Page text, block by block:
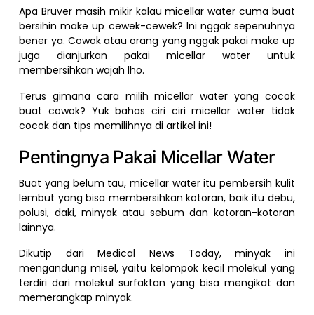
Apa Bruver masih mikir kalau micellar water cuma buat
bersihin make up cewek-cewek? Ini nggak sepenuhnya
bener ya. Cowok atau orang yang nggak pakai make up
juga dianjurkan pakai micellar water untuk
membersihkan wajah lho.
Terus gimana cara milih micellar water yang cocok
buat cowok? Yuk bahas ciri ciri micellar water tidak
cocok dan tips memilihnya di artikel ini!
Pentingnya Pakai Micellar Water
Buat yang belum tau, micellar water itu pembersih kulit
lembut yang bisa membersihkan kotoran, baik itu debu,
polusi, daki, minyak atau sebum dan kotoran-kotoran
lainnya.
Dikutip dari Medical News Today, minyak ini
mengandung misel, yaitu kelompok kecil molekul yang
terdiri dari molekul surfaktan yang bisa mengikat dan
memerangkap minyak.